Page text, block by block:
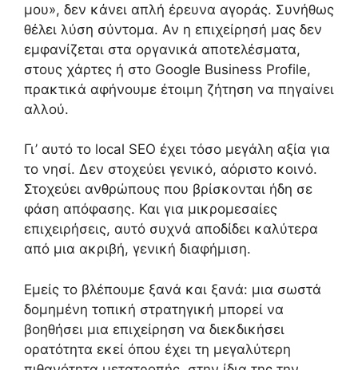
μου», δεν κάνει απλή έρευνα αγοράς. Συνήθως
θέλει λύση σύντομα. Αν η επιχείρησή μας δεν
εμφανίζεται στα οργανικά αποτελέσματα,
στους χάρτες ή στο Google Business Profile,
πρακτικά αφήνουμε έτοιμη ζήτηση να πηγαίνει
αλλού.
Γι’ αυτό το local SEO έχει τόσο μεγάλη αξία για
το νησί. Δεν στοχεύει γενικό, αόριστο κοινό.
Στοχεύει ανθρώπους που βρίσκονται ήδη σε
φάση απόφασης. Και για μικρομεσαίες
επιχειρήσεις, αυτό συχνά αποδίδει καλύτερα
από μια ακριβή, γενική διαφήμιση.
Εμείς το βλέπουμε ξανά και ξανά: μια σωστά
δομημένη τοπική στρατηγική μπορεί να
βοηθήσει μια επιχείρηση να διεκδικήσει
ορατότητα εκεί όπου έχει τη μεγαλύτερη